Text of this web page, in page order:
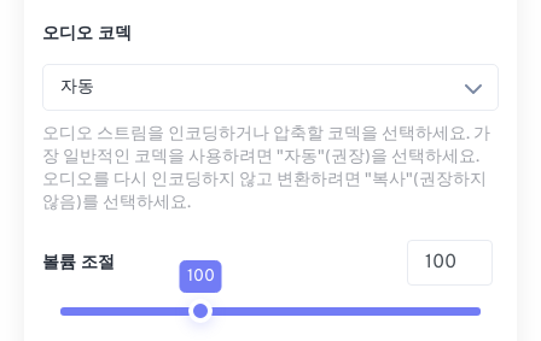
오디오 코덱
자동
오디오 스트림을 인코딩하거나 압축할 코덱을 선택하세요. 가
장 일반적인 코덱을 사용하려면 "자동"(권장)을 선택하세요.
오디오를 다시 인코딩하지 않고 변환하려면 "복사"(권장하지
않음)를 선택하세요.
볼륨 조절
100